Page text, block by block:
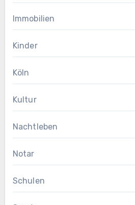
Immobilien
Kinder
Köln
Kultur
Nachtleben
Notar
Schulen